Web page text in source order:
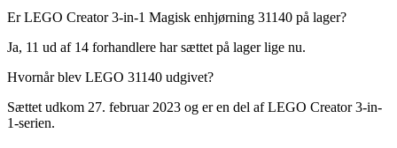
Er LEGO Creator 3-in-1 Magisk enhjørning 31140 på lager?
Ja, 11 ud af 14 forhandlere har sættet på lager lige nu.
Hvornår blev LEGO 31140 udgivet?
Sættet udkom 27. februar 2023 og er en del af LEGO Creator 3-in-
1-serien.